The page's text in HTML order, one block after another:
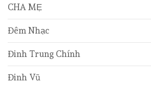
CHA MẸ
Đêm Nhạc
Đinh Trung Chính
Đinh Vũ